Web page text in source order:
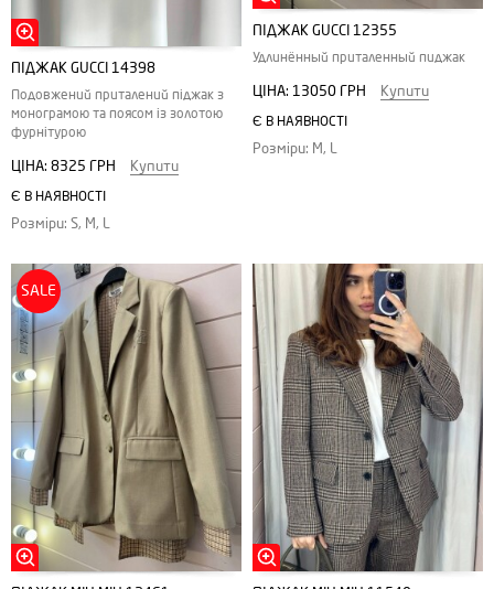
ПІДЖАК GUCCI 14398
Подовжений приталений піджак з
монограмою та поясом із золотою
фурнітурою
ЦІНА: 8325 ГРН Купити
Є В НАЯВНОСТІ
Розміри: S, M, L
ПІДЖАК GUCCI 12355
Удлинённый приталенный пиджак
ЦІНА: 13050 ГРН Купити
Є В НАЯВНОСТІ
Розміри: M, L
SALE